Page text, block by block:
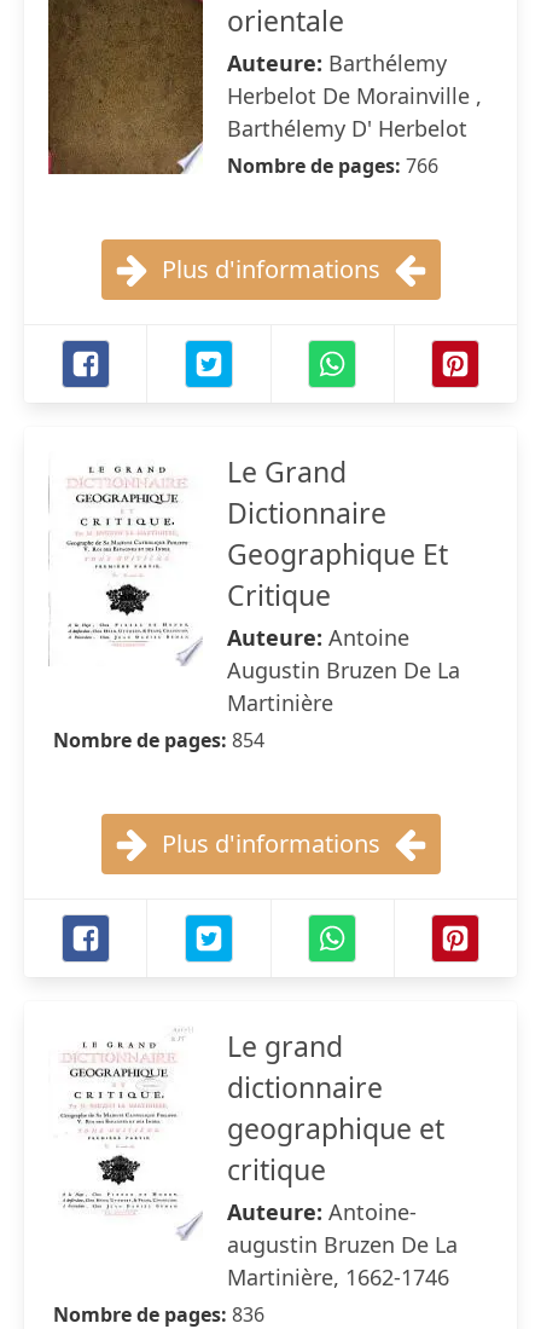
orientale
Auteure: Barthélemy
Herbelot De Morainville ,
Barthélemy D' Herbelot
Nombre de pages: 766
Plus d'informations
Le Grand
Dictionnaire
Geographique Et
Critique
Auteure: Antoine
Augustin Bruzen De La
Martinière
Nombre de pages: 854
Plus d'informations
Le grand
dictionnaire
geographique et
critique
Auteure: Antoine-
augustin Bruzen De La
Martinière, 1662-1746
Nombre de pages: 836